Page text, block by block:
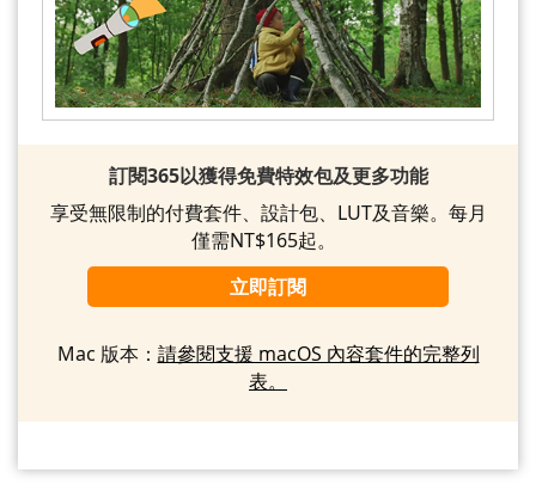
訂閱365以獲得免費特效包及更多功能
享受無限制的付費套件、設計包、LUT及音樂。每月
僅需NT$165起。
立即訂閱
Mac 版本： 請參閱支援 macOS 內容套件的完整列
表。